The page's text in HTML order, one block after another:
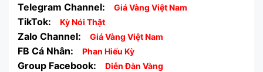
Telegram Channel: Giá Vàng Việt Nam
TikTok: Kỳ Nói Thật
Zalo Channel: Giá Vàng Việt Nam
FB Cá Nhân: Phan Hiếu Kỳ
Group Facebook: Diễn Đàn Vàng